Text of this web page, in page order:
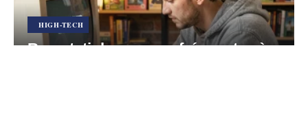
HIGH-TECH
Romstatiob : erreurs fréquentes à